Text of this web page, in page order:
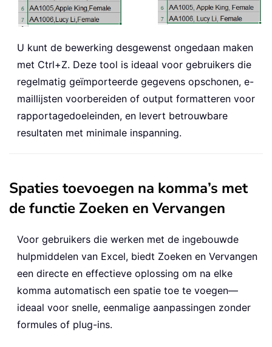
U kunt de bewerking desgewenst ongedaan maken
met Ctrl+Z. Deze tool is ideaal voor gebruikers die
regelmatig geïmporteerde gegevens opschonen, e-
maillijsten voorbereiden of output formatteren voor
rapportagedoeleinden, en levert betrouwbare
resultaten met minimale inspanning.
Spaties toevoegen na komma’s met
de functie Zoeken en Vervangen
Voor gebruikers die werken met de ingebouwde
hulpmiddelen van Excel, biedt Zoeken en Vervangen
een directe en effectieve oplossing om na elke
komma automatisch een spatie toe te voegen—
ideaal voor snelle, eenmalige aanpassingen zonder
formules of plug-ins.